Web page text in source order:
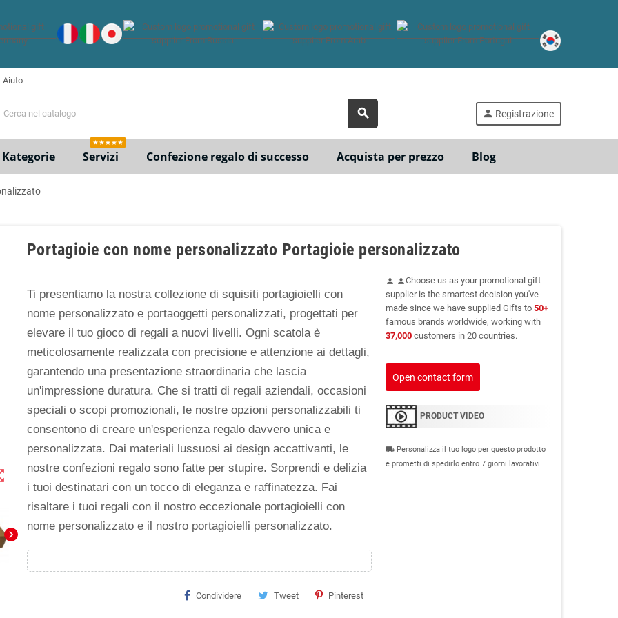
Aiuto
search person Registrazione
Kategorie Servizi
★★★★★
Confezione regalo di successo Acquista per prezzo Blog
chevron_right
Portagioie con nome personalizzato Portagioie personalizzato
Ti presentiamo la nostra collezione di squisiti portagioielli con
nome personalizzato e portaoggetti personalizzati, progettati per
elevare il tuo gioco di regali a nuovi livelli. Ogni scatola è
meticolosamente realizzata con precisione e attenzione ai dettagli,
garantendo una presentazione straordinaria che lascia
un'impressione duratura. Che si tratti di regali aziendali, occasioni
speciali o scopi promozionali, le nostre opzioni personalizzabili ti
consentono di creare un'esperienza regalo davvero unica e
personalizzata. Dai materiali lussuosi ai design accattivanti, le
nostre confezioni regalo sono fatte per stupire. Sorprendi e delizia
i tuoi destinatari con un tocco di eleganza e raffinatezza. Fai
risaltare i tuoi regali con il nostro eccezionale portagioielli con
nome personalizzato e il nostro portagioielli personalizzato.
Condividere Tweet Pinterest
person personChoose us as your promotional gift
supplier is the smartest decision you've
made since we have supplied Gifts to 50+
famous brands worldwide, working with
37,000customers in 20 countries.
Open contact form
PRODUCT VIDEO
local_shipping Personalizza il tuo logo per questo prodotto
e prometti di spedirlo entro 7 giorni lavorativi.